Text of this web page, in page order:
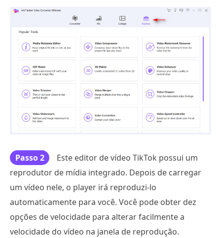
Passo 2
Este editor de vídeo TikTok possui um
reprodutor de mídia integrado. Depois de carregar
um vídeo nele, o player irá reproduzi-lo
automaticamente para você. Você pode obter dez
opções de velocidade para alterar facilmente a
velocidade do vídeo na janela de reprodução.